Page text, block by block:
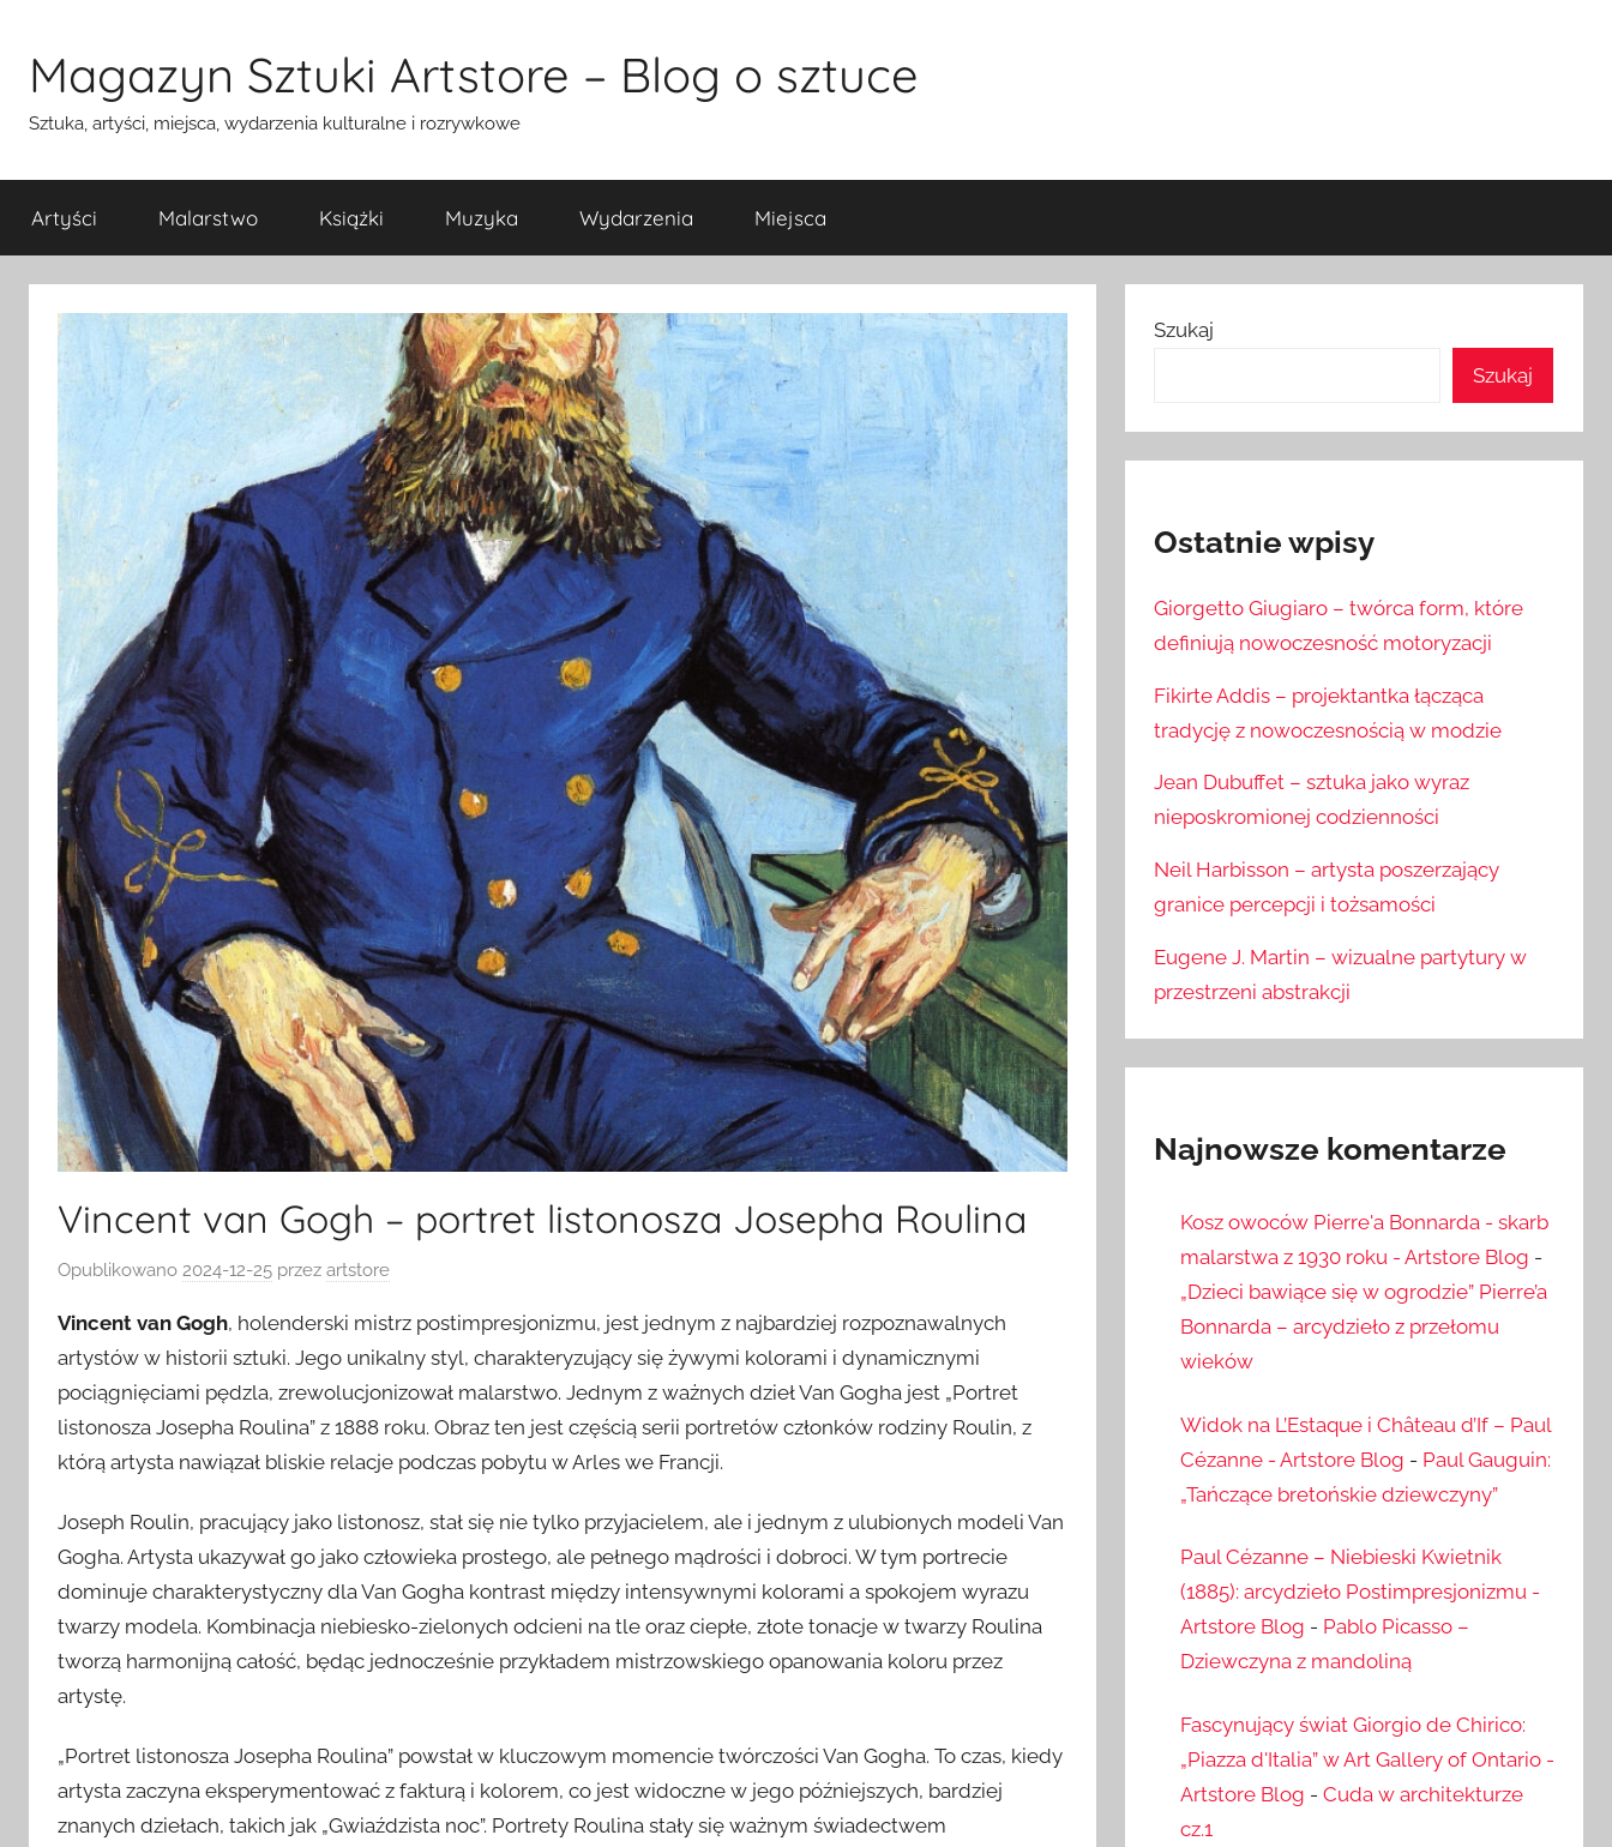
treściMagazyn Sztuki Artstore – Blog o sztuce
Sztuka, artyści, miejsca, wydarzenia kulturalne i rozrywkowe
Artyści Malarstwo Książki Muzyka Wydarzenia Miejsca
Vincent van Gogh – portret listonosza Josepha Roulina
Opublikowano 2024-12-25 przez artstore
Vincent van Gogh, holenderski mistrz postimpresjonizmu, jest jednym z najbardziej rozpoznawalnych
artystów w historii sztuki. Jego unikalny styl, charakteryzujący się żywymi kolorami i dynamicznymi
pociągnięciami pędzla, zrewolucjonizował malarstwo. Jednym z ważnych dzieł Van Gogha jest „Portret
listonosza Josepha Roulina” z 1888 roku. Obraz ten jest częścią serii portretów członków rodziny Roulin, z
którą artysta nawiązał bliskie relacje podczas pobytu w Arles we Francji.
Joseph Roulin, pracujący jako listonosz, stał się nie tylko przyjacielem, ale i jednym z ulubionych modeli Van
Gogha. Artysta ukazywał go jako człowieka prostego, ale pełnego mądrości i dobroci. W tym portrecie
dominuje charakterystyczny dla Van Gogha kontrast między intensywnymi kolorami a spokojem wyrazu
twarzy modela. Kombinacja niebiesko-zielonych odcieni na tle oraz ciepłe, złote tonacje w twarzy Roulina
tworzą harmonijną całość, będąc jednocześnie przykładem mistrzowskiego opanowania koloru przez
artystę.
„Portret listonosza Josepha Roulina” powstał w kluczowym momencie twórczości Van Gogha. To czas, kiedy
artysta zaczyna eksperymentować z fakturą i kolorem, co jest widoczne w jego późniejszych, bardziej
znanych dziełach, takich jak „Gwiaździsta noc”. Portrety Roulina stały się ważnym świadectwem
Szukaj
Szukaj
Ostatnie wpisy
Giorgetto Giugiaro – twórca form, które
definiują nowoczesność motoryzacji
Fikirte Addis – projektantka łącząca
tradycję z nowoczesnością w modzie
Jean Dubuffet – sztuka jako wyraz
nieposkromionej codzienności
Neil Harbisson – artysta poszerzający
granice percepcji i tożsamości
Eugene J. Martin – wizualne partytury w
przestrzeni abstrakcji
Najnowsze komentarze
Kosz owoców Pierre'a Bonnarda - skarb
malarstwa z 1930 roku - Artstore Blog -
„Dzieci bawiące się w ogrodzie” Pierre’a
Bonnarda – arcydzieło z przełomu
wieków
Widok na L’Estaque i Château d’If – Paul
Cézanne - Artstore Blog - Paul Gauguin:
„Tańczące bretońskie dziewczyny”
Paul Cézanne – Niebieski Kwietnik
(1885): arcydzieło Postimpresjonizmu -
Artstore Blog - Pablo Picasso –
Dziewczyna z mandoliną
Fascynujący świat Giorgio de Chirico:
„Piazza d'Italia” w Art Gallery of Ontario -
Artstore Blog - Cuda w architekturze
cz.1